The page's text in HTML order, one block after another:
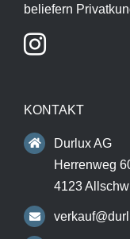
beliefern
KONTAKT
Durlux AG
Herrenweg
4123